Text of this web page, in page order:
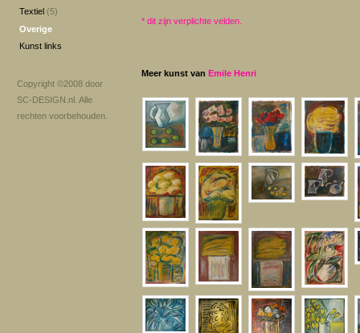
Textiel (5)
Overige
Kunst links
Copyright ©2008 door
SC-DESIGN.nl . Alle
rechten voorbehouden.
* dit zijn verplichte velden.
Meer kunst van Emile Henri